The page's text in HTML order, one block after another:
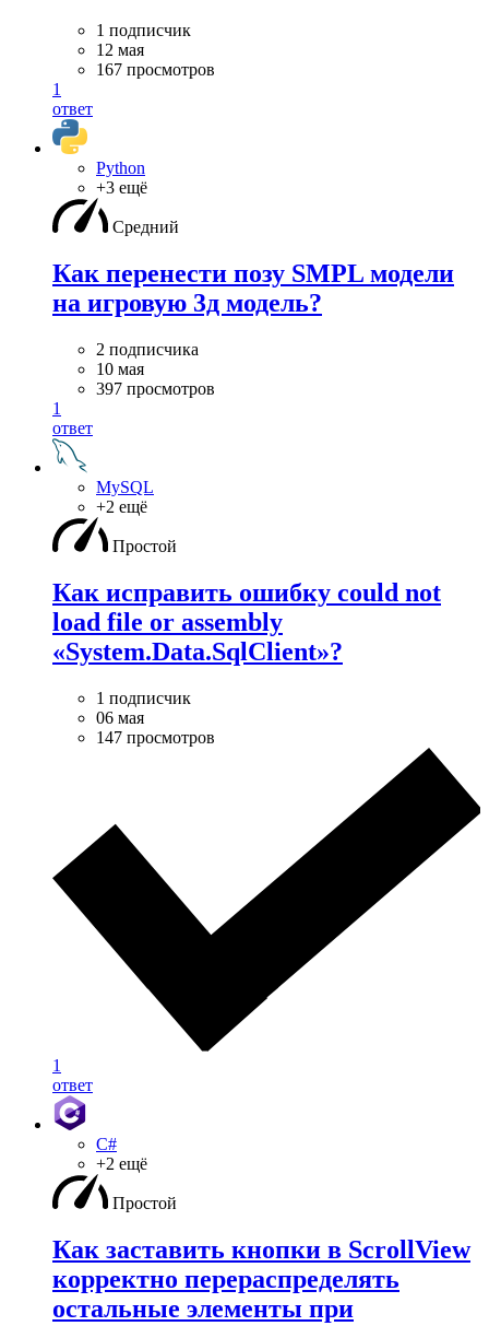
1 подписчик
12 мая
167 просмотров
1
ответ
Python
+3 ещё
Средний
Как перенести позу SMPL модели
на игровую 3д модель?
2 подписчика
10 мая
397 просмотров
1
ответ
MySQL
+2 ещё
Простой
Как исправить ошибку could not
load file or assembly
«System.Data.SqlClient»?
1 подписчик
06 мая
147 просмотров
1
ответ
C#
+2 ещё
Простой
Как заставить кнопки в ScrollView
корректно перераспределять
остальные элементы при